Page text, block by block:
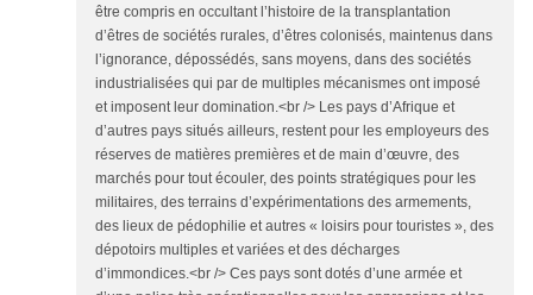
être compris en occultant l’histoire de la transplantation
d’êtres de sociétés rurales, d’êtres colonisés, maintenus dans
l’ignorance, dépossédés, sans moyens, dans des sociétés
industrialisées qui par de multiples mécanismes ont imposé
et imposent leur domination.<br /> Les pays d’Afrique et
d’autres pays situés ailleurs, restent pour les employeurs des
réserves de matières premières et de main d’œuvre, des
marchés pour tout écouler, des points stratégiques pour les
militaires, des terrains d’expérimentations des armements,
des lieux de pédophilie et autres « loisirs pour touristes », des
dépotoirs multiples et variées et des décharges
d’immondices.<br /> Ces pays sont dotés d’une armée et